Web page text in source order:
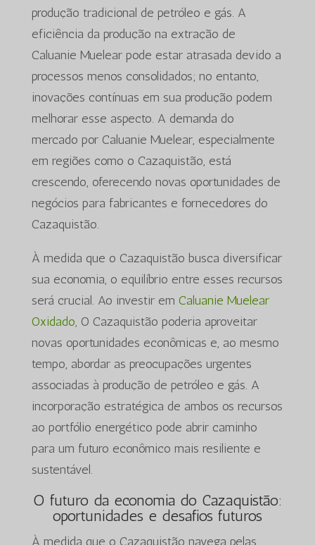
produção tradicional de petróleo e gás. A
eficiência da produção na extração de
Caluanie Muelear pode estar atrasada devido a
processos menos consolidados; no entanto,
inovações contínuas em sua produção podem
melhorar esse aspecto. A demanda do
mercado por Caluanie Muelear, especialmente
em regiões como o Cazaquistão, está
crescendo, oferecendo novas oportunidades de
negócios para fabricantes e fornecedores do
Cazaquistão.
À medida que o Cazaquistão busca diversificar
sua economia, o equilíbrio entre esses recursos
será crucial. Ao investir em Caluanie Muelear
Oxidado, O Cazaquistão poderia aproveitar
novas oportunidades econômicas e, ao mesmo
tempo, abordar as preocupações urgentes
associadas à produção de petróleo e gás. A
incorporação estratégica de ambos os recursos
ao portfólio energético pode abrir caminho
para um futuro econômico mais resiliente e
sustentável.
O futuro da economia do Cazaquistão:
oportunidades e desafios futuros
À medida que o Cazaquistão navega pelas